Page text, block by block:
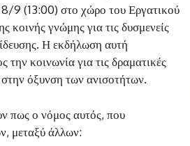
8/9 (13:00) στο χώρο του Εργατικού
κοινής γνώμης για τις δυσμενείς
Η εκδήλωση αυτή
κοινωνία για τις δραματικές
στην όξυνση των ανισοτήτων.
πως ο νόμος αυτός, που
μεταξύ άλλων: